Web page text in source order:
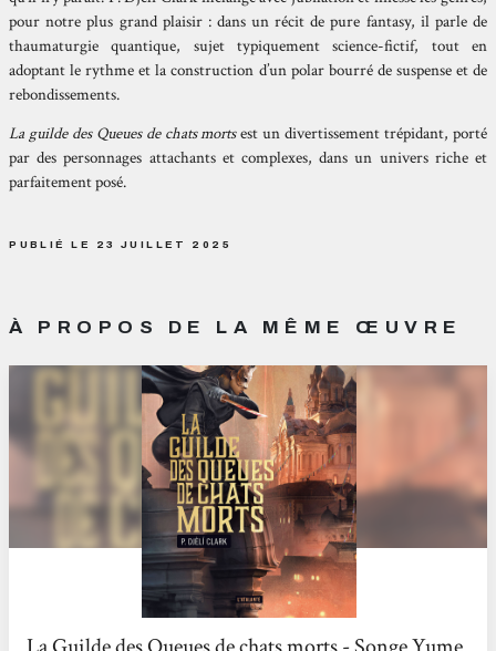
pour notre plus grand plaisir : dans un récit de pure fantasy, il parle de
thaumaturgie quantique, sujet typiquement science-fictif, tout en
adoptant le rythme et la construction d’un polar bourré de suspense et de
rebondissements.
La guilde des Queues de chats mortsest un divertissement trépidant, porté
par des personnages attachants et complexes, dans un univers riche et
parfaitement posé.
PUBLIÉ LE 23 JUILLET 2025
À PROPOS DE LA MÊME ŒUVRE